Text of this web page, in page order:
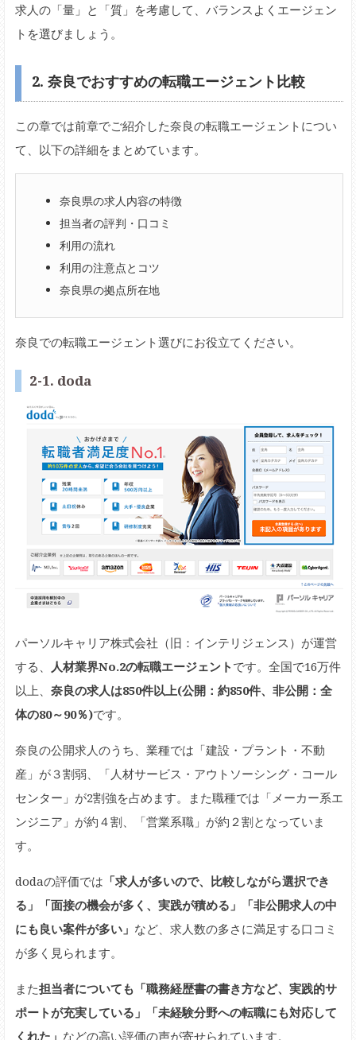
求人の「量」と「質」を考慮して、バランスよくエージェン
トを選びましょう。
2. 奈良でおすすめの転職エージェント比較
この章では前章でご紹介した奈良の転職エージェントについ
て、以下の詳細をまとめています。
奈良県の求人内容の特徴
担当者の評判・口コミ
利用の流れ
利用の注意点とコツ
奈良県の拠点所在地
奈良での転職エージェント選びにお役立てください。
2-1. doda
パーソルキャリア株式会社（旧：インテリジェンス）が運営
する、 人材業界No.2の転職エージェント です。全国で16万件
以上、 奈良の求人は850件以上(公開：約850件、非公開：全
体の80～90％)です。
奈良の公開求人のうち、業種では「建設・プラント・不動
産」が３割弱、「人材サービス・アウトソーシング・コール
センター」が2割強を占めます。また職種では「メーカー系エ
ンジニア」が約４割、「営業系職」が約２割となっていま
す。
dodaの評価では 「求人が多いので、比較しながら選択でき
る」「面接の機会が多く、実践が積める」「非公開求人の中
にも良い案件が多い」 など、求人数の多さに満足する口コミ
が多く見られます。
また担当者についても「職務経歴書の書き方など、実践的サ
ポートが充実している」「未経験分野への転職にも対応して
くれた」 などの高い評価の声が寄せられています。